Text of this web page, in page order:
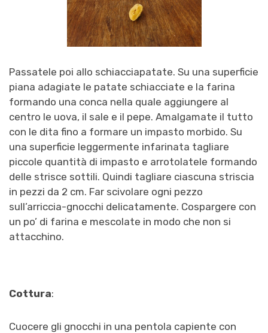
Passatele poi allo schiacciapatate. Su una superficie
piana adagiate le patate schiacciate e la farina
formando una conca nella quale aggiungere al
centro le uova, il sale e il pepe. Amalgamate il tutto
con le dita fino a formare un impasto morbido. Su
una superficie leggermente infarinata tagliare
piccole quantità di impasto e arrotolatele formando
delle strisce sottili. Quindi tagliare ciascuna striscia
in pezzi da 2 cm. Far scivolare ogni pezzo
sull’arriccia-gnocchi delicatamente. Cospargere con
un po’ di farina e mescolate in modo che non si
attacchino.
Cottura:
Cuocere gli gnocchi in una pentola capiente con